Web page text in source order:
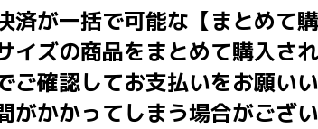
が一括で可能な【まとめて
イズの商品をまとめて購入さ
ご確認してお支払いをお願い
かかってしまう場合がござい